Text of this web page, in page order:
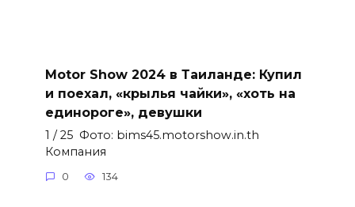
Motor Show 2024 в Таиланде: Купил
и поехал, «крылья чайки», «хоть на
единороге», девушки
1 / 25 Фото: bims45.motorshow.in.th
Компания
0 134